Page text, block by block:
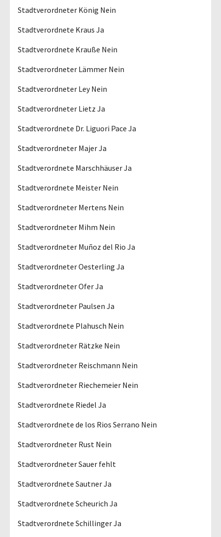
Stadtverordneter König Nein
Stadtverordnete Kraus Ja
Stadtverordnete Krauße Nein
Stadtverordneter Lämmer Nein
Stadtverordneter Ley Nein
Stadtverordneter Lietz Ja
Stadtverordnete Dr. Liguori Pace Ja
Stadtverordneter Majer Ja
Stadtverordnete Marschhäuser Ja
Stadtverordnete Meister Nein
Stadtverordneter Mertens Nein
Stadtverordneter Mihm Nein
Stadtverordneter Muñoz del Rio Ja
Stadtverordneter Oesterling Ja
Stadtverordneter Ofer Ja
Stadtverordneter Paulsen Ja
Stadtverordnete Plahusch Nein
Stadtverordneter Rätzke Nein
Stadtverordneter Reischmann Nein
Stadtverordneter Riechemeier Nein
Stadtverordnete Riedel Ja
Stadtverordnete de los Rios Serrano Nein
Stadtverordneter Rust Nein
Stadtverordneter Sauer fehlt
Stadtverordnete Sautner Ja
Stadtverordnete Scheurich Ja
Stadtverordnete Schillinger Ja